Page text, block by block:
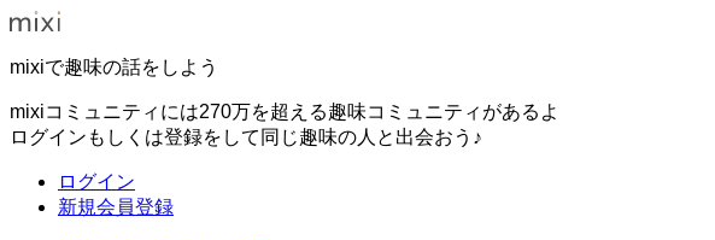
mixiで趣味の話をしよう
mixiコミュニティには270万を超える趣味コミュニティがあるよ
ログインもしくは登録をして同じ趣味の人と出会おう♪
ログイン
新規会員登録